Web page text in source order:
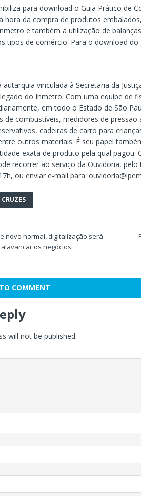
para download o Guia Prático de
hora da compra de produtos
e também a utilização de
tipos de comércio. Para o download
autarquia vinculada à Secretaria da
do Inmetro. Com uma equipe de
em todo o Estado de São
de combustíveis, medidores de
cadeiras de carro para
outros materiais. É seu papel
exata de produto pela qual
recorrer ao serviço da Ouvidoria,
ou enviar e-mail para:
novo normal, digitalização será
os negócios
COMMENT
will not be published.